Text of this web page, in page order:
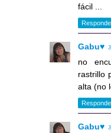
fácil ...
Gabu♥
no
rastrillo
alta (no
Gabu♥